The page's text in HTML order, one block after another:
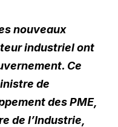
nouveaux
industriel ont
Ce
de
des PME,
de l’Industrie,